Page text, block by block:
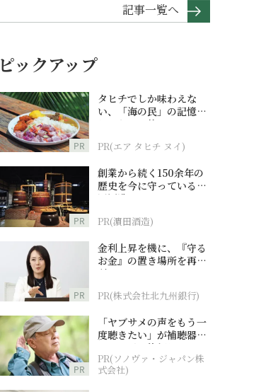
記事一覧へ
ピックアップ
PR
タヒチでしか味わえな
い、「海の民」の記憶へ
とつながる旅
PR(エア タヒチ ヌイ)
PR
創業から続く150余年の
歴史を今に守っている濵
田酒造
PR(濵田酒造)
PR
金利上昇を機に、『守る
お金』の置き場所を再検
討
PR(株式会社北九州銀行)
PR
「ヤブサメの声をもう一
度聴きたい」が補聴器チ
ャレンジの後押しに
PR(ソノヴァ・ジャパン株
式会社)